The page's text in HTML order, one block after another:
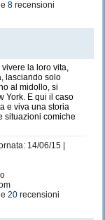
8 recensioni
la loro vita,
lasciando solo
al midollo, si
York. E qui il caso
e viva una storia
situazioni comiche
14/06/15 |
20 recensioni